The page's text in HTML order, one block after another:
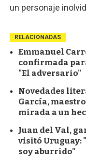
un personaje
RELACIONADAS
Emmanuel
confirmada
"El adversario"
Novedades
García,
mirada a un
Juan del Val,
visitó Uruguay:
soy aburrido"